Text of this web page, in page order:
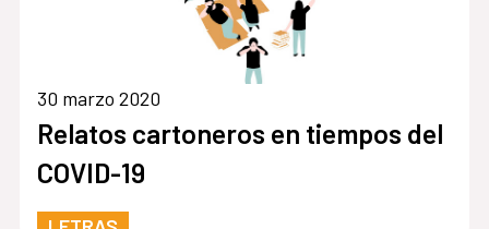
30 marzo 2020
Relatos cartoneros en tiempos del
COVID-19